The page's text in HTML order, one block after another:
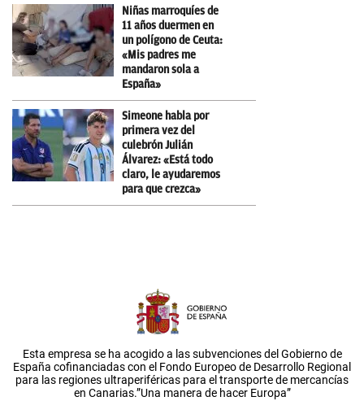
Niñas marroquíes de
11 años duermen en
un polígono de Ceuta:
«Mis padres me
mandaron sola a
España»
Simeone habla por
primera vez del
culebrón Julián
Álvarez: «Está todo
claro, le ayudaremos
para que crezca»
Esta empresa se ha acogido a las subvenciones del Gobierno de
España cofinanciadas con el Fondo Europeo de Desarrollo Regional
para las regiones ultraperiféricas para el transporte de mercancías
en Canarias.”Una manera de hacer Europa”